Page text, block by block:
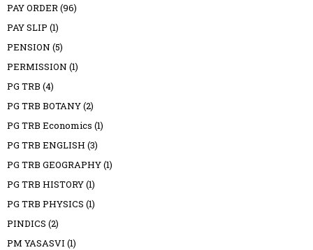
PAY ORDER(96)
PAY SLIP (1)
PENSION (5)
PERMISSION (1)
PG TRB (4)
PG TRB BOTANY(2)
PG TRB Economics (1)
PG TRB ENGLISH (3)
PG TRB GEOGRAPHY(1)
PG TRB HISTORY(1)
PG TRB PHYSICS (1)
PINDICS (2)
PM YASASVI (1)